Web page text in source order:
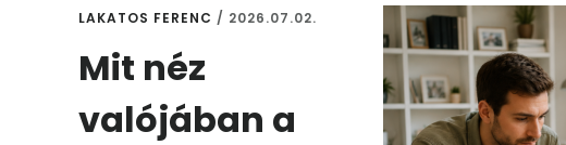
LAKATOS FERENC / 2026.07.02.
Mit néz
valójában a